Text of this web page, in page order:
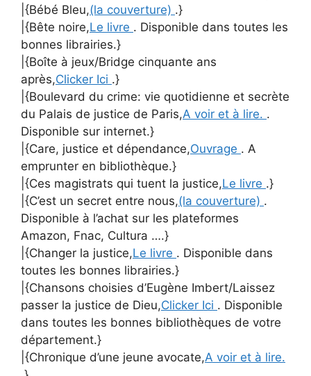
|{Bébé Bleu,(la couverture) .}
|{Bête noire,Le livre . Disponible dans toutes les
bonnes librairies.}
|{Boîte à jeux/Bridge cinquante ans
après,Clicker Ici .}
|{Boulevard du crime: vie quotidienne et secrète
du Palais de justice de Paris,A voir et à lire. .
Disponible sur internet.}
|{Care, justice et dépendance,Ouvrage . A
emprunter en bibliothèque.}
|{Ces magistrats qui tuent la justice,Le livre .}
|{C’est un secret entre nous,(la couverture) .
Disponible à l’achat sur les plateformes
Amazon, Fnac, Cultura ….}
|{Changer la justice,Le livre . Disponible dans
toutes les bonnes librairies.}
|{Chansons choisies d’Eugène Imbert/Laissez
passer la justice de Dieu,Clicker Ici . Disponible
dans toutes les bonnes bibliothèques de votre
département.}
|{Chronique d’une jeune avocate,A voir et à lire.